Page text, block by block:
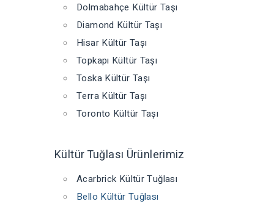
Dolmabahçe Kültür Taşı
Diamond Kültür Taşı
Hisar Kültür Taşı
Topkapı Kültür Taşı
Toska Kültür Taşı
Terra Kültür Taşı
Toronto Kültür Taşı
Kültür Tuğlası Ürünlerimiz
Acarbrick Kültür Tuğlası
Bello Kültür Tuğlası